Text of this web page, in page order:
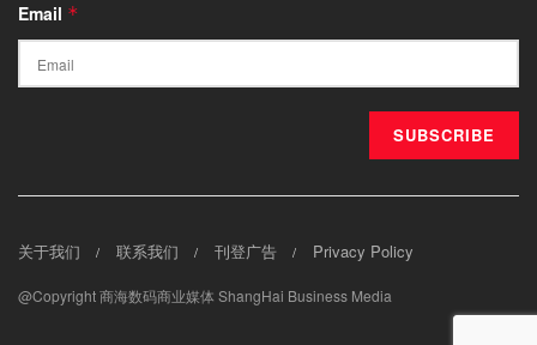
Email *
关于我们 联系我们 刊登广告 Privacy Policy
@Copyright 商海数码商业媒体 ShangHai Business Media